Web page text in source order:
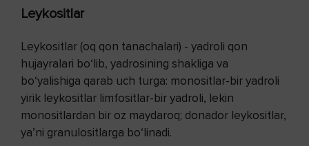
Leykositlar
Leykositlar (oq qon tanachalari) - yadroli qon
hujayralari bo‘lib, yadrosining shakliga va
bo‘yalishiga qarab uch turga: monositlar-bir yadroli
yirik leykositlar limfositlar-bir yadroli, lekin
monositlardan bir oz maydaroq; donador leykositlar,
ya’ni granulositlarga bo‘linadi.